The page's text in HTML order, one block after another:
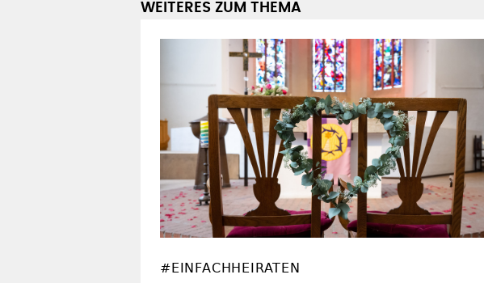
WEITERES ZUM THEMA
#EINFACHHEIRATEN